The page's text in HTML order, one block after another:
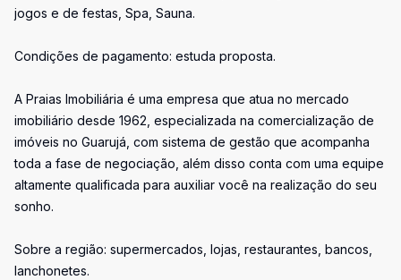
jogos e de festas, Spa, Sauna.
Condições de pagamento: estuda proposta.
A Praias Imobiliária é uma empresa que atua no mercado
imobiliário desde 1962, especializada na comercialização de
imóveis no Guarujá, com sistema de gestão que acompanha
toda a fase de negociação, além disso conta com uma equipe
altamente qualificada para auxiliar você na realização do seu
sonho.
Sobre a região: supermercados, lojas, restaurantes, bancos,
lanchonetes.